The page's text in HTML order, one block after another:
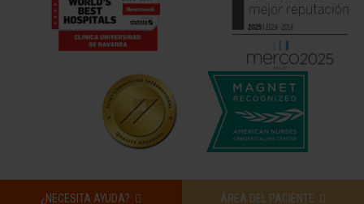
¿NECESITA AYUDA? ÁREA DEL PACIENTE